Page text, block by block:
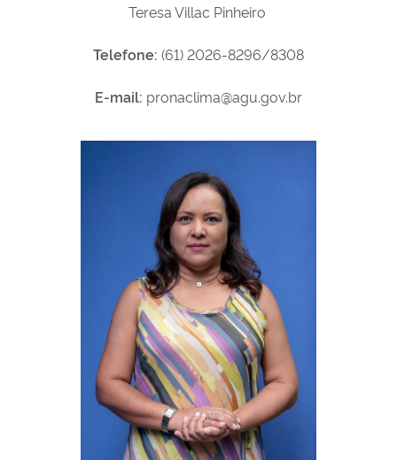
Teresa Villac Pinheiro
Telefone: (61) 2026-8296/8308
E-mail: pronaclima@agu.gov.br